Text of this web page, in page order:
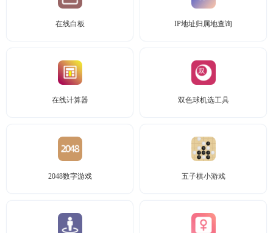
在线白板 IP地址归属地查询
在线计算器 双色球机选工具
2048数字游戏 五子棋小游戏